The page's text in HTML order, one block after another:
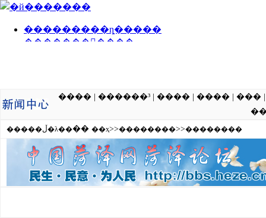
���� ������³ ���� ���� ���
�����ڵ�λ���� ��ҳ>>��������>>��������